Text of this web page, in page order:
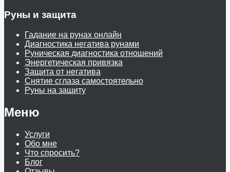
Руны и защита
Гадание на рунах онлайн
Диагностика негатива рунами
Руническая диагностика отношений
Энергетическая привязка
Защита от негатива
Снятие сглаза самостоятельно
Руны на защиту
Меню
Услуги
Обо мне
Что спросить?
Блог